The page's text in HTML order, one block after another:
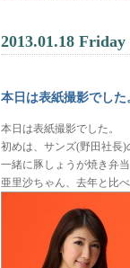
2013.01.18 Friday
本日は表紙撮影でした
本日は表紙撮影でした。
初めは、サンズ(野田社長)
一緒に豚しょうが焼き弁
亜里沙ちゃん、去年と比